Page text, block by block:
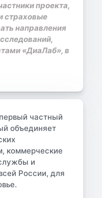
проекта,
страховые
направления
«ДиаЛаб», в
частный
объединяет
коммерческие
и
России, для